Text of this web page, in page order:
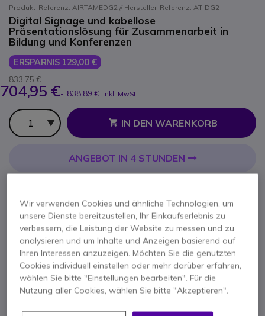
Produkt-Referenz: AIRTAMEDG2 // Hersteller-Referenz: AT-DG2
Digital Signage und kabellose
Präsentationslösung für Zusammenarbeit in
Bildung und Konferenzen
ERSPARNIS 129,00 €
833,75 €
704,95 €- 838,89 € Inkl. MwSt.
Anzahl
IN DEN WARENKORB
ANGEBOT IN 4 STUNDEN
1 JahrHerstellergarantie
Hauptmerkmale
Teilen mit Miracast, AirPlay, GoogleCast oder über die
Wir verwenden Cookies und ähnliche Technologien, um
unsere Dienste bereitzustellen, Ihr Einkaufserlebnis zu
verbessern, die Leistung der Website zu messen und zu
analysieren und um Inhalte und Anzeigen basierend auf
Ihren Interessen anzuzeigen. Möchten Sie die genutzten
Cookies individuell einstellen oder mehr darüber erfahren,
wählen Sie bitte "Einstellungen bearbeiten". Für die
Nutzung aller Cookies, wählen Sie bitte "Akzeptieren".